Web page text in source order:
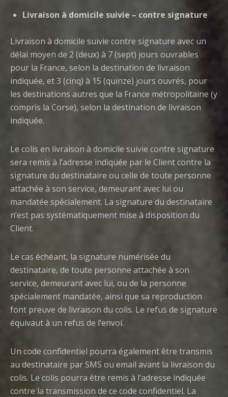
Livraison à domicile suivie – contre signature
Livraison à domicile suivie contre signature avec un
délai moyen de 2 (deux) à 7 (sept) jours ouvrables
pour la France, selon la destination de livraison
indiquée, et 3 (cinq) à 15 (quinze) jours ouvrés, pour
les destinations autres que la France métropolitaine (y
compris la Corse), selon la destination de livraison
indiquée.
Le colis en livraison à domicile suivie contre signature
sera remis à l’adresse indiquée par le Client contre la
signature du destinataire ou celle de toute personne
attachée à son service, demeurant avec lui ou
mandatée spécialement. La signature du destinataire
n’est pas systématiquement mise à disposition du
Client.
Le cas échéant, la signature numérisée du
destinataire, de toute personne attachée à son
service, demeurant avec lui, ou de la personne
spécialement mandatée, ainsi que sa reproduction
font preuve de livraison du colis. Le refus de signature
équivaut à un refus de l’envoi.
Un code confidentiel pourra également être transmis
au destinataire par SMS ou email avant la livraison du
colis. Le colis pourra être remis à l’adresse indiquée
contre la transmission de ce code confidentiel. La